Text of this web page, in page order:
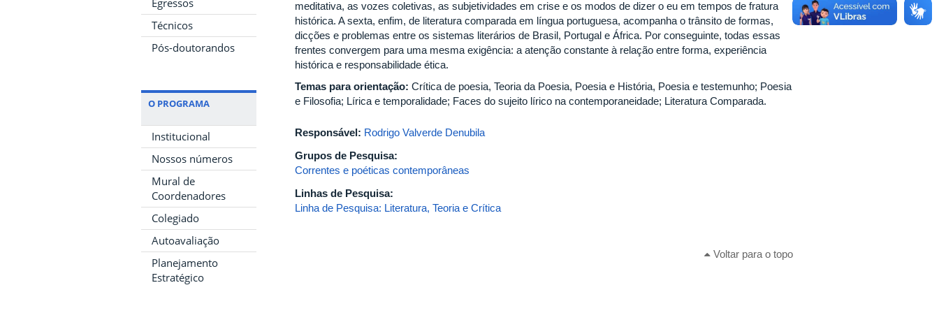
Egressos
Técnicos
Pós-doutorandos
O PROGRAMA
Institucional
Nossos números
Mural de
Coordenadores
Colegiado
Autoavaliação
Planejamento
Estratégico
meditativa, as vozes coletivas, as subjetividades em crise e os modos de dizer o eu em tempos de fratura
histórica. A sexta, enfim, de literatura comparada em língua portuguesa, acompanha o trânsito de formas,
dicções e problemas entre os sistemas literários de Brasil, Portugal e África. Por conseguinte, todas essas
frentes convergem para uma mesma exigência: a atenção constante à relação entre forma, experiência
histórica e responsabilidade ética.
Temas para orientação: Crítica de poesia, Teoria da Poesia, Poesia e História, Poesia e testemunho; Poesia
e Filosofia; Lírica e temporalidade; Faces do sujeito lírico na contemporaneidade; Literatura Comparada.
Responsável: Rodrigo Valverde Denubila
Grupos de Pesquisa:
Correntes e poéticas contemporâneas
Linhas de Pesquisa:
Linha de Pesquisa: Literatura, Teoria e Crítica
Voltar para o topo